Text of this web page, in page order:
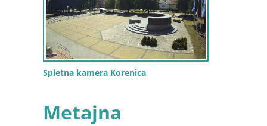
Spletna kamera Korenica
Metajna